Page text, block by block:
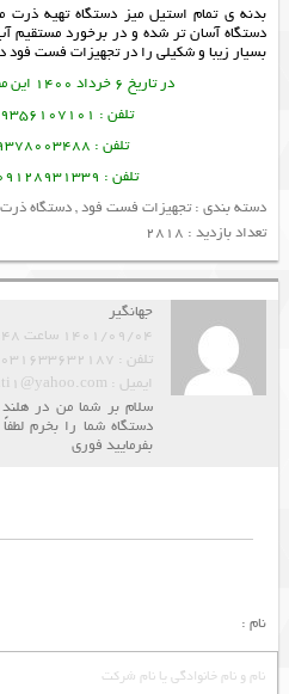
بدنه ی تمام استیل میز دستگاه تهیه
دستگاه آسان تر شده و در برخورد مستقیم
بسیار زیبا و شکیلی را درتجهیزات فست فود
در تاریخ 6 خرداد 1400 این مطلب نوشته شده است.
تلفن : 09356107101 تورج امین فر
تلفن : 09378003488 ساسان پرتو
تلفن : 09128931339 منصور امین فر
دسته بندی :تجهیزات فست فود,دستگاه
تعداد بازدید : 2818
جهانگیر
1401/09/04 ساعت 02:48
تلفن : 0031633632187
ایمیل : gahangirdashti1@yahoo.com
سلام بر شما من در
دستگاه شما را بخرم
بفرمایید فوری
نام :